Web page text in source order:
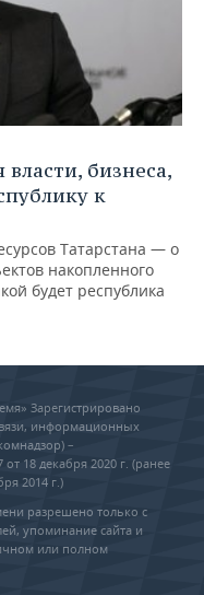
бизнеса,
к
Татарстана — о
накопленного
будет республика
Зарегистрировано
информационных
–
18 декабря 2020 г. (ранее
2014 г.)
разрешено только с
упоминание сайта и
или полном